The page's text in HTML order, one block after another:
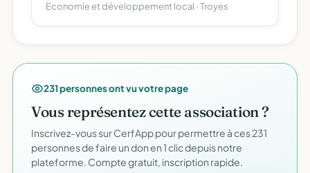
Economie et développement local · Troyes
231 personnes ont vu votre page
Vous représentez cette association ?
Inscrivez-vous sur CerfApp pour permettre à ces 231
personnes de faire un don en 1 clic depuis notre
plateforme. Compte gratuit, inscription rapide.